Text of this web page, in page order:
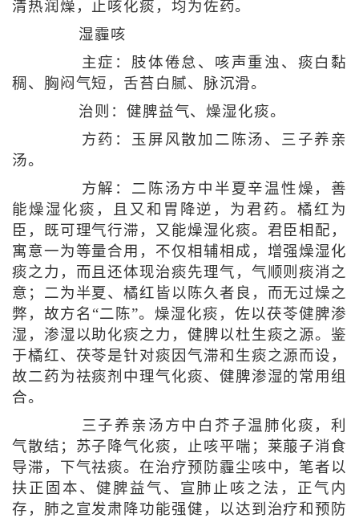
清热润燥，止咳化痰，均为佐药。
湿霾咳
主症：肢体倦怠、咳声重浊、痰白黏
稠、胸闷气短，舌苔白腻、脉沉滑。
治则：健脾益气、燥湿化痰。
方药：玉屏风散加二陈汤、三子养亲
汤。
方解：二陈汤方中半夏辛温性燥，善
能燥湿化痰，且又和胃降逆，为君药。橘红为
臣，既可理气行滞，又能燥湿化痰。君臣相配，
寓意一为等量合用，不仅相辅相成，增强燥湿化
痰之力，而且还体现治痰先理气，气顺则痰消之
意；二为半夏、橘红皆以陈久者良，而无过燥之
弊，故方名“二陈”。燥湿化痰，佐以茯苓健脾渗
湿，渗湿以助化痰之力，健脾以杜生痰之源。鉴
于橘红、茯苓是针对痰因气滞和生痰之源而设，
故二药为祛痰剂中理气化痰、健脾渗湿的常用组
合。
三子养亲汤方中白芥子温肺化痰，利
气散结；苏子降气化痰，止咳平喘；莱菔子消食
导滞，下气祛痰。在治疗预防霾尘咳中，笔者以
扶正固本、健脾益气、宣肺止咳之法，正气内
存，肺之宣发肃降功能强健，以达到治疗和预防